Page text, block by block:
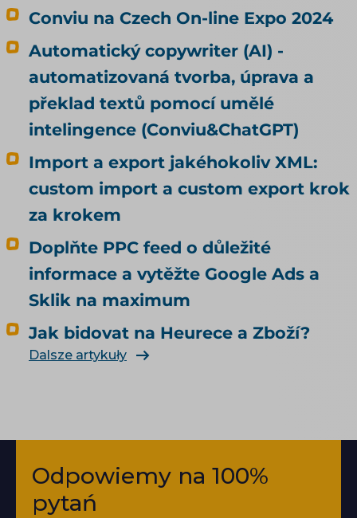
Conviu na Czech On-line Expo 2024
Automatický copywriter (AI) -
automatizovaná tvorba, úprava a
překlad textů pomocí umělé
intelingence (Conviu&ChatGPT)
Import a export jakéhokoliv XML:
custom import a custom export krok
za krokem
Doplňte PPC feed o důležité
informace a vytěžte Google Ads a
Sklik na maximum
Jak bidovat na Heurece a Zboží?
Dalsze artykuły
Odpowiemy na 100%
pytań